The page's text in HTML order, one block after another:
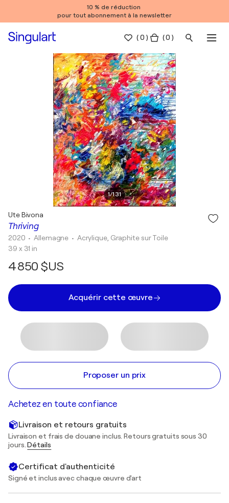
10 % de réduction
pour tout abonnement à la newsletter
(0 ) ( 0 )
1/131
Thriving
Ute Bivona
2020 • Allemagne • Acrylique, Graphite sur Toile
39 x 31 in
4 850 $US
Acquérir cette œuvre
Proposer un prix
Achetez en toute confiance
Livraison et retours gratuits
Livraison et frais de douane inclus. Retours gratuits sous 30
jours.Détails
Certificat d'authenticité
Signé et inclus avec chaque œuvre d'art